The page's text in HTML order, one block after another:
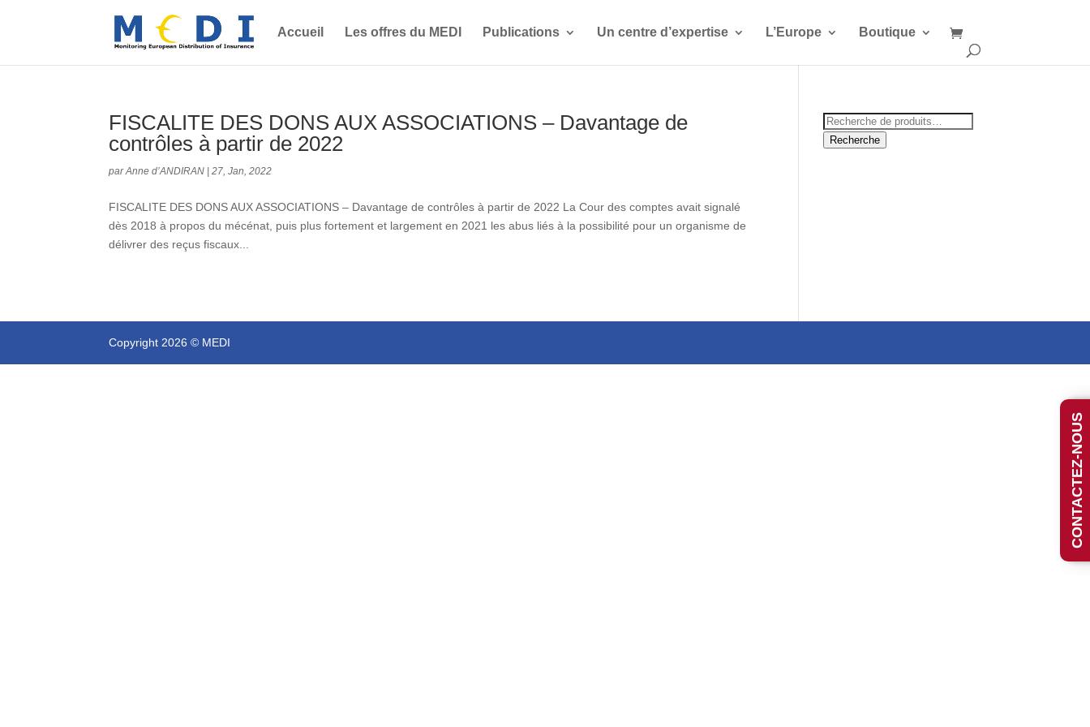
Accueil Les offres du MEDI Publications Un centre d’expertise L’Europe Boutique
FISCALITE DES DONS AUX ASSOCIATIONS – Davantage de
contrôles à partir de 2022
parAnne d’ANDIRAN |27, Jan, 2022
FISCALITE DES DONS AUX ASSOCIATIONS – Davantage de contrôles à partir de 2022 La Cour des comptes avait signalé
dès 2018 à propos du mécénat, puis plus fortement et largement en 2021 les abus liés à la possibilité pour un organisme de
délivrer des reçus fiscaux...
Recherche
pour :
Recherche
Copyright 2026 © MEDI
CONTACTEZ-NOUS